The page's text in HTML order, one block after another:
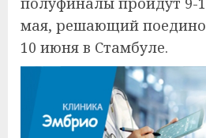
мая, решающий
10 июня в Стамбуле.